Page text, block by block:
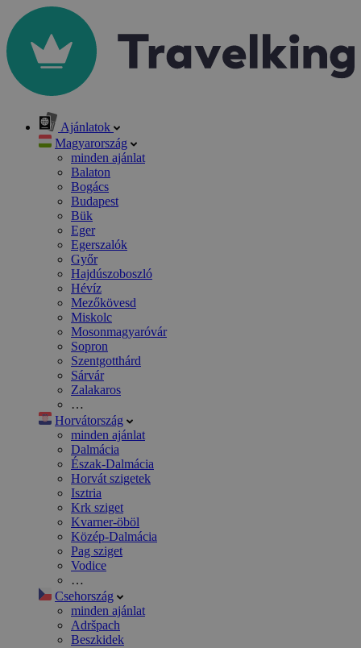
Ajánlatok
Magyarország
minden ajánlat
Balaton
Bogács
Budapest
Bük
Eger
Egerszalók
Győr
Hajdúszoboszló
Hévíz
Mezőkövesd
Miskolc
Mosonmagyaróvár
Sopron
Szentgotthárd
Sárvár
Zalakaros
…
Horvátország
minden ajánlat
Dalmácia
Észak-Dalmácia
Horvát szigetek
Isztria
Krk sziget
Kvarner-öböl
Közép-Dalmácia
Pag sziget
Vodice
…
Csehország
minden ajánlat
Adršpach
Beszkidek